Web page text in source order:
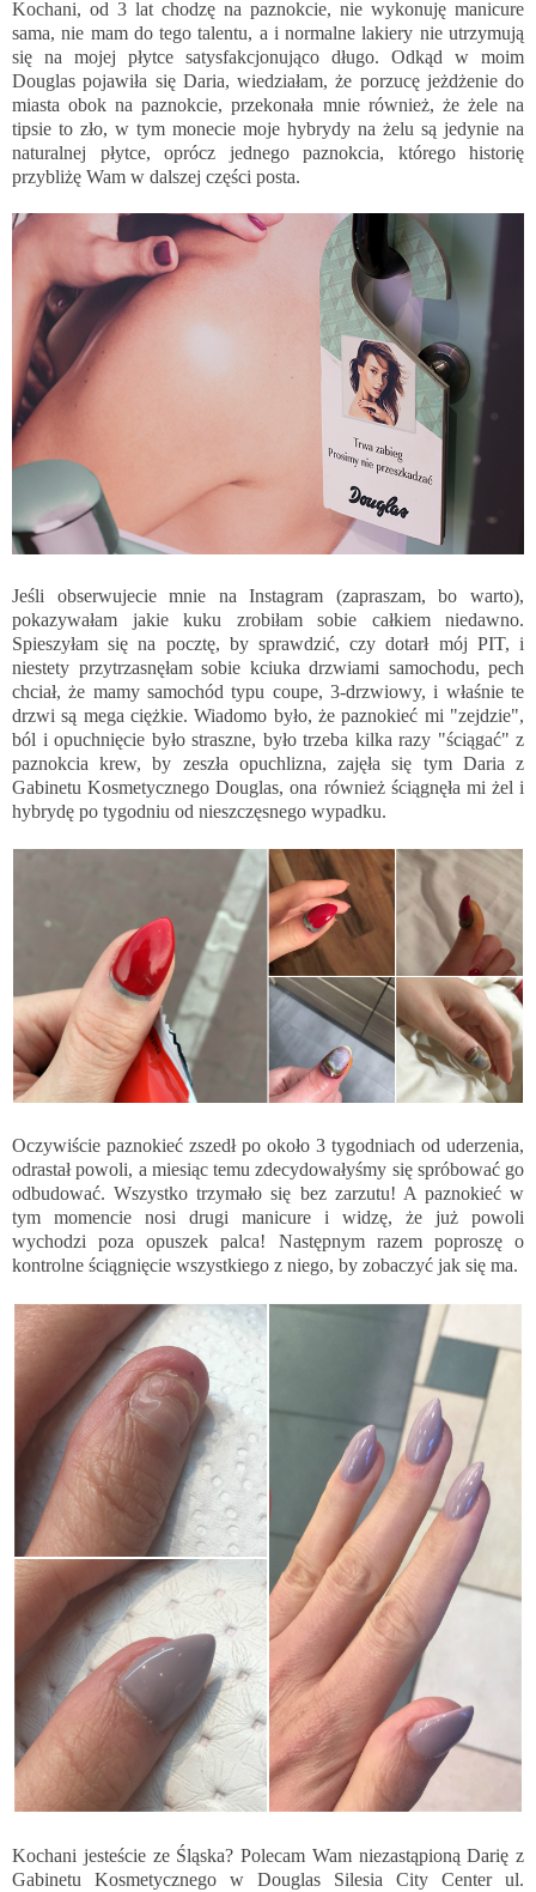
Kochani, od 3 lat chodzę na paznokcie, nie wykonuję manicure
sama, nie mam do tego talentu, a i normalne lakiery nie utrzymują
się na mojej płytce satysfakcjonująco długo. Odkąd w moim
Douglas pojawiła się Daria, wiedziałam, że porzucę jeżdżenie do
miasta obok na paznokcie, przekonała mnie również, że żele na
tipsie to zło, w tym monecie moje hybrydy na żelu są jedynie na
naturalnej płytce, oprócz jednego paznokcia, którego historię
przybliżę Wam w dalszej części posta.
Jeśli obserwujecie mnie naInstagram (zapraszam, bo warto),
pokazywałam jakie kuku zrobiłam sobie całkiem niedawno.
Spieszyłam się na pocztę, by sprawdzić, czy dotarł mój PIT, i
niestety przytrzasnęłam sobie kciuka drzwiami samochodu, pech
chciał, że mamy samochód typu coupe, 3-drzwiowy, i właśnie te
drzwi są mega ciężkie. Wiadomo było, że paznokieć mi "zejdzie",
ból i opuchnięcie było straszne, było trzeba kilka razy "ściągać" z
paznokcia krew, by zeszła opuchlizna, zajęła się tym Daria z
Gabinetu Kosmetycznego Douglas, ona również ściągnęła mi żel i
hybrydę po tygodniu od nieszczęsnego wypadku.
Oczywiście paznokieć zszedł po około 3 tygodniach od uderzenia,
odrastał powoli, a miesiąc temu zdecydowałyśmy się spróbować go
odbudować. Wszystko trzymało się bez zarzutu! A paznokieć w
tym momencie nosi drugi manicure i widzę, że już powoli
wychodzi poza opuszek palca! Następnym razem poproszę o
kontrolne ściągnięcie wszystkiego z niego, by zobaczyć jak się ma.
Kochani jesteście ze Śląska? Polecam Wam niezastąpioną Darię z
Gabinetu Kosmetycznego w Douglas Silesia City Center ul.